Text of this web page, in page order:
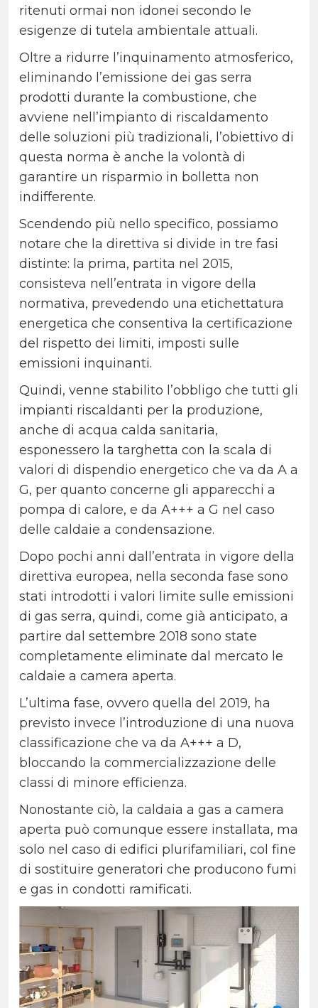
ritenuti ormai non idonei secondo le
esigenze di tutela ambientale attuali.
Oltre a ridurre l’inquinamento atmosferico,
eliminando l’emissione dei gas serra
prodotti durante la combustione, che
avviene nell’impianto di riscaldamento
delle soluzioni più tradizionali, l’obiettivo di
questa norma è anche la volontà di
garantire un risparmio in bolletta non
indifferente.
Scendendo più nello specifico, possiamo
notare che la direttiva si divide in tre fasi
distinte: la prima, partita nel 2015,
consisteva nell’entrata in vigore della
normativa, prevedendo una etichettatura
energetica che consentiva la certificazione
del rispetto dei limiti, imposti sulle
emissioni inquinanti.
Quindi, venne stabilito l’obbligo che tutti gli
impianti riscaldanti per la produzione,
anche di acqua calda sanitaria,
esponessero la targhetta con la scala di
valori di dispendio energetico che va da A a
G, per quanto concerne gli apparecchi a
pompa di calore, e da A+++ a G nel caso
delle caldaie a condensazione.
Dopo pochi anni dall’entrata in vigore della
direttiva europea, nella seconda fase sono
stati introdotti i valori limite sulle emissioni
di gas serra, quindi, come già anticipato, a
partire dal settembre 2018 sono state
completamente eliminate dal mercato le
caldaie a camera aperta.
L’ultima fase, ovvero quella del 2019, ha
previsto invece l’introduzione di una nuova
classificazione che va da A+++ a D,
bloccando la commercializzazione delle
classi di minore efficienza.
Nonostante ciò, la caldaia a gas a camera
aperta può comunque essere installata, ma
solo nel caso di edifici plurifamiliari, col fine
di sostituire generatori che producono fumi
e gas in condotti ramificati.